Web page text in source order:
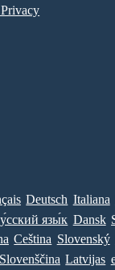
Deutsch Italiana
язы́к Dansk
Ceština Slovenský
Slovenščina Latvijas